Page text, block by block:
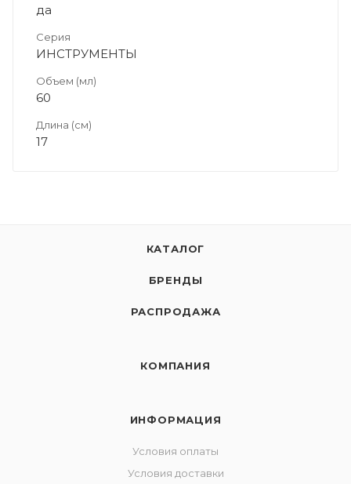
да
Серия
ИНСТРУМЕНТЫ
Объем (мл)
60
Длина (см)
17
КАТАЛОГ
БРЕНДЫ
РАСПРОДАЖА
КОМПАНИЯ
ИНФОРМАЦИЯ
Условия оплаты
Условия доставки